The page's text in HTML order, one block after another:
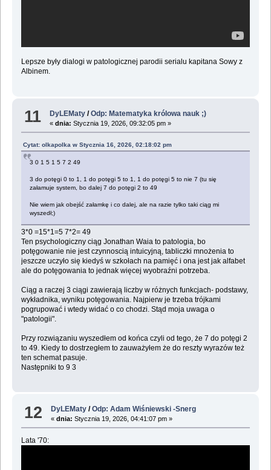
Lepsze były dialogi w patologicznej parodii serialu kapitana Sowy z
Albinem.
11 DyLEMaty /Odp: Matematyka królowa nauk ;)
«dnia: Stycznia 19, 2026, 09:32:05 pm »
Cytat: olkapolka w Stycznia 16, 2026, 02:18:02 pm
3 0 1 5 1 5 7 2 49
3 do potęgi 0 to 1, 1 do potęgi 5 to 1, 1 do potęgi 5 to nie 7 (tu się
załamuje system, bo dalej 7 do potęgi 2 to 49
Nie wiem jak obejść załamkę i co dalej, ale na razie tylko taki ciąg mi
wyszedł;)
3*0 =15*1=5 7*2= 49
Ten psychologiczny ciąg Jonathan Waia to patologia, bo
potęgowanie nie jest czynnoscią intuicyjną, tabliczki mnożenia to
jeszcze uczyło się kiedyś w szkołach na pamięć i ona jest jak alfabet
ale do potęgowania to jednak więcej wyobraźni potrzeba.
Ciąg a raczej 3 ciągi zawierają liczby w różnych funkcjach- podstawy,
wykładnika, wyniku potęgowania. Najpierw je trzeba trójkami
pogrupować i wtedy widać o co chodzi. Stąd moja uwaga o
"patologii".
Przy rozwiązaniu wyszedłem od końca czyli od tego, że 7 do potęgi 2
to 49. Kiedy to dostrzegłem to zauważyłem że do reszty wyrazów też
ten schemat pasuje.
Następniki to 9 3
12 DyLEMaty /Odp: Adam Wiśniewski -Snerg
«dnia: Stycznia 19, 2026, 04:41:07 pm »
Lata '70: